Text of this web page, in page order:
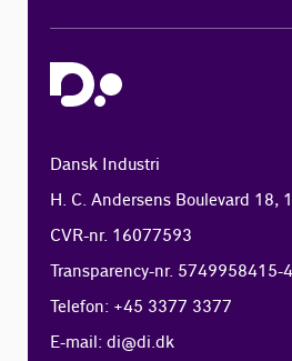
Dansk Industri
H. C. Andersens Boulevard 18,
CVR-nr. 16077593
Transparency-nr. 5749958415-
Telefon: +45 3377 3377
E-mail:di@di.dk